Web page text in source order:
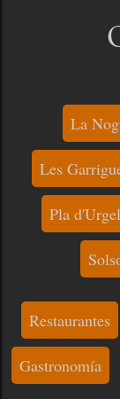
La
Les
Pla
Restaurantes
Gastronomía